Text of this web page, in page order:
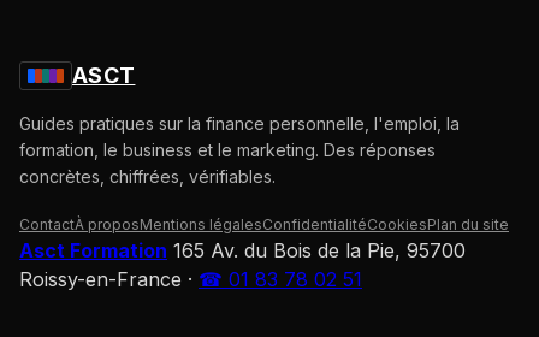
ASCT
Guides pratiques sur la finance personnelle, l'emploi, la
formation, le business et le marketing. Des réponses
concrètes, chiffrées, vérifiables.
ContactÀ proposMentions légalesConfidentialitéCookiesPlan du site
Asct Formation 165 Av. du Bois de la Pie, 95700
Roissy-en-France · ☎ 01 83 78 02 51